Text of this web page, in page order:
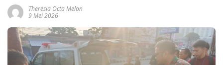
Theresia Octa Melon
9 Mei 2026